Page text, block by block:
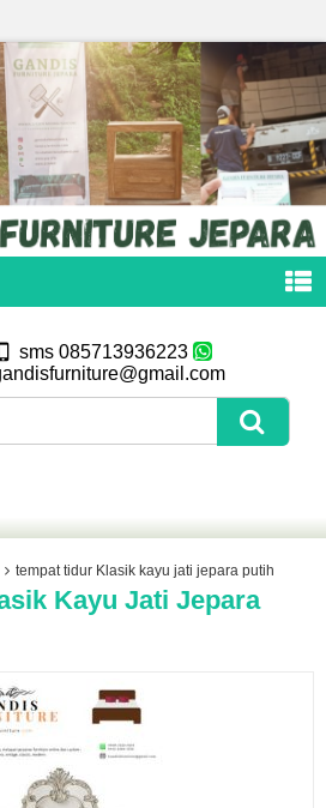
sms 085713936223
tempat tidur Klasik kayu jati jepara putih
Kayu Jati Jepara